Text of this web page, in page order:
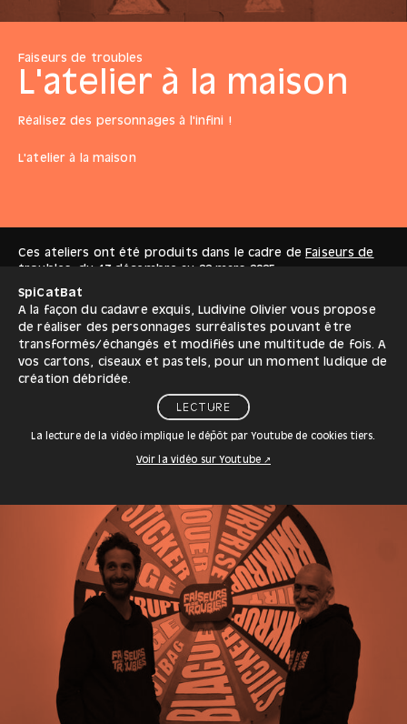
Faiseurs de troubles
L'atelier à la maison
Réalisez des personnages à l'infini !
L'atelier à la maison
Ces ateliers ont été produits dans le cadre de Faiseurs de
troubles , du 13 décembre au 22 mars 2025
SpiCatBat
A la façon du cadavre exquis, Ludivine Olivier vous propose
de réaliser des personnages surréalistes pouvant être
transformés/échangés et modifiés une multitude de fois. A
vos cartons, ciseaux et pastels, pour un moment ludique de
création débridée.
LECTURE
La lecture de la vidéo implique le dépôt par Youtube de cookies tiers.
Voir la vidéo sur Youtube ↗